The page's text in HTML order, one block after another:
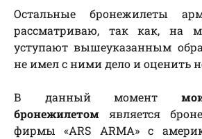
Остальные бронежилеты
рассматриваю, так как, на
уступают вышеуказанным
не имел с ними дело и оценить
В данный момент
бронежилетом является
фирмы «ARS ARMA» с